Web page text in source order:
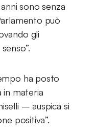
sono senza
può
gli
ha posto
in materia
– auspica si
positiva”.